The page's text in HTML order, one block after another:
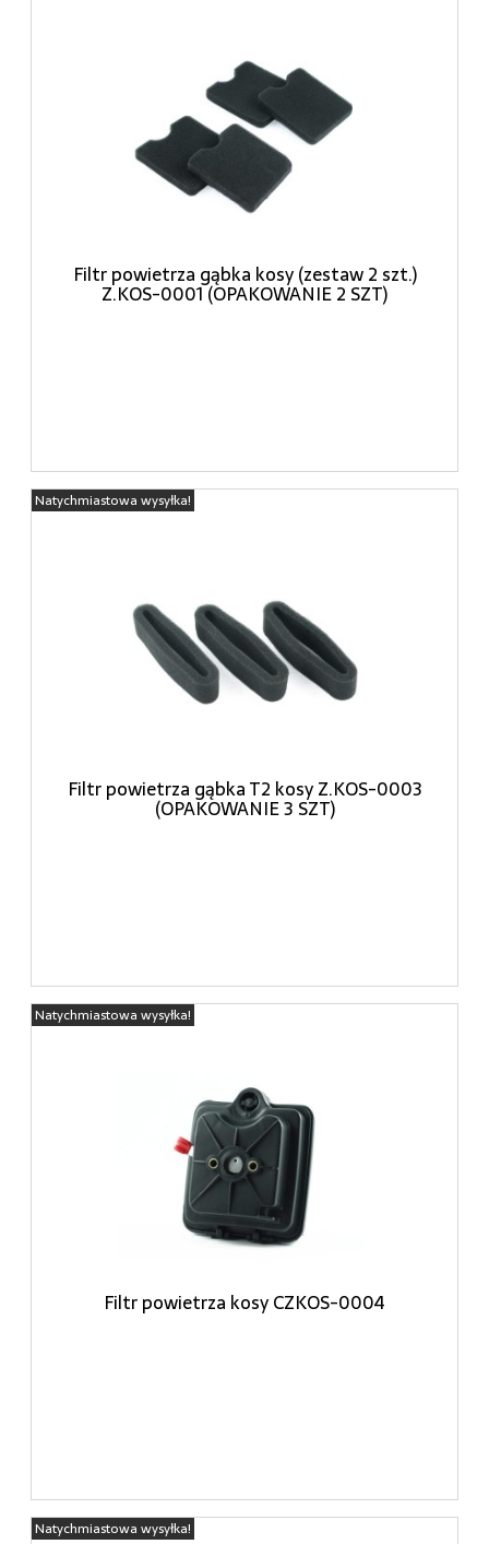
Filtr powietrza gąbka kosy (zestaw 2 szt.)
Z.KOS-0001 (OPAKOWANIE 2 SZT)
Filtr powietrza gąbka T2 kosy Z.KOS-0003
(OPAKOWANIE 3 SZT)
Natychmiastowa wysyłka!
Filtr powietrza kosy CZKOS-0004
Natychmiastowa wysyłka!
Natychmiastowa wysyłka!